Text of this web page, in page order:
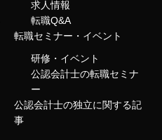
求人情報
転職Q&A
転職セミナー・イベント
研修・イベント
公認会計士の転職セミナ
ー
公認会計士の独立に関する記
事